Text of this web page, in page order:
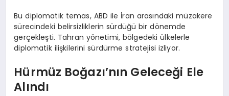
Bu diplomatik temas, ABD ile İran arasındaki müzakere
sürecindeki belirsizliklerin sürdüğü bir dönemde
gerçekleşti. Tahran yönetimi, bölgedeki ülkelerle
diplomatik ilişkilerini sürdürme stratejisi izliyor.
Hürmüz Boğazı’nın Geleceği Ele
Alındı